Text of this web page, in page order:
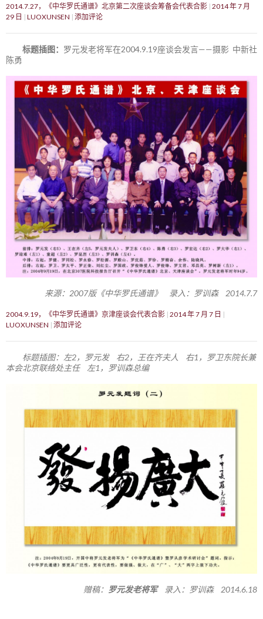
2014.7.27，《中华罗氏通谱》北京第二次座谈会筹备会代表合影 2014 年 7 月
29 日
LUOXUNSEN 添加评论
标题插图： 罗元发老将军在2004.9.19座谈会发言——摄影 中新社
陈勇
来源：2007版《中华罗氏通谱》 录入：罗训森 2014.7.7
2004.9.19，《中华罗氏通谱》京津座谈会代表合影 2014 年 7 月 7 日
LUOXUNSEN 添加评论
标题插图：左2，罗元发 右2，王在齐夫人 右1，罗卫东院长兼
本会北京联络处主任 左1，罗训森总编
赠稿： 罗元发老将军录入：罗训森 2014.6.18